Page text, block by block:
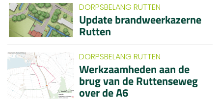
DORPSBELANG RUTTEN
Update brandweerkazerne
Rutten
DORPSBELANG RUTTEN
Werkzaamheden aan de
brug van de Ruttenseweg
over de A6